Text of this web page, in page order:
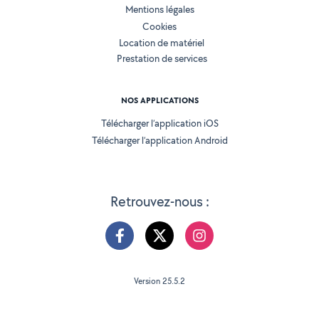
Retrouvez-nous :
Mentions légales
Cookies
Location de matériel
Prestation de services
NOS APPLICATIONS
Télécharger l’application iOS
Télécharger l’application Android
Version 25.5.2